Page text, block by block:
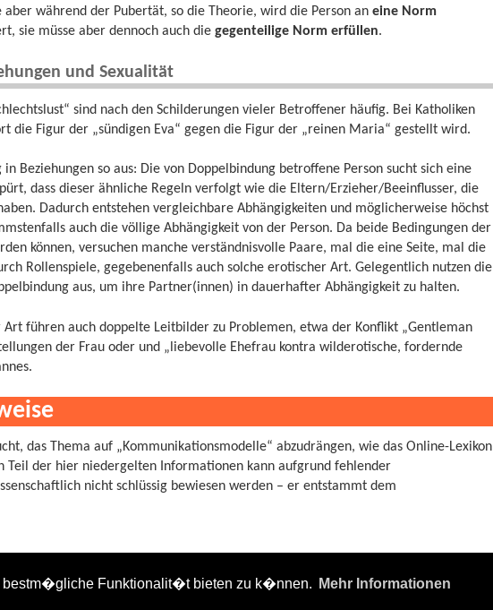
bestm�gliche Funktionalit�t bieten zu k�nnen. Mehr Informationen
aber während der Pubertät, so die Theorie, wird die Person an eine Norm
sie müsse aber dennoch auch die gegenteilige Norm erfüllen.
und Sexualität
sind nach den Schilderungen vieler Betroffener häufig. Bei Katholiken
die Figur der „sündigen Eva“ gegen die Figur der „reinen Maria“ gestellt wird.
Beziehungen so aus: Die von Doppelbindung betroffene Person sucht sich eine
dass dieser ähnliche Regeln verfolgt wie die Eltern/Erzieher/Beeinflusser, die
Dadurch entstehen vergleichbare Abhängigkeiten und möglicherweise höchst
auch die völlige Abhängigkeit von der Person. Da beide Bedingungen der
können, versuchen manche verständnisvolle Paare, mal die eine Seite, mal die
Rollenspiele, gegebenenfalls auch solche erotischer Art. Gelegentlich nutzen die
aus, um ihre Partner(innen) in dauerhafter Abhängigkeit zu halten.
führen auch doppelte Leitbilder zu Problemen, etwa der Konflikt „Gentleman
der Frau oder und „liebevolle Ehefrau kontra wilderotische, fordernde
das Thema auf „Kommunikationsmodelle“ abzudrängen, wie das Online-Lexikon
Teil der hier niedergelten Informationen kann aufgrund fehlender
nicht schlüssig bewiesen werden – er entstammt dem
unter der folgenden Lizenz veröffentlicht: CC Attribution-Share Alike 4.0 International